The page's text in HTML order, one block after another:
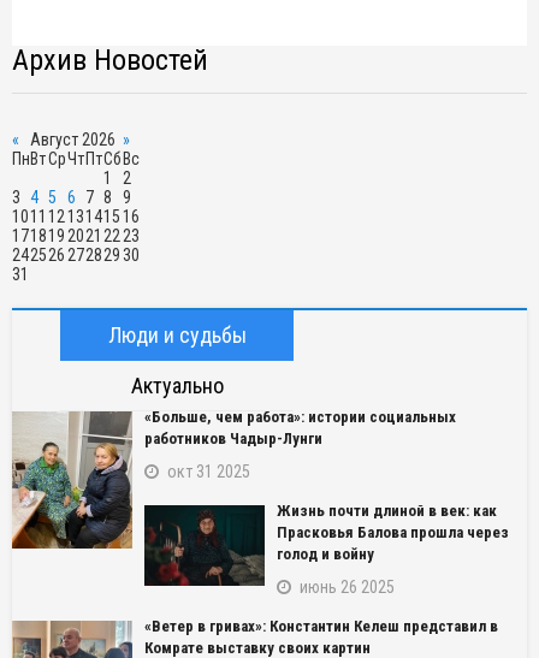
Архив Новостей
« Август 2026 »
ПнВтСрЧтПтСбВс
1
2
3 4 5 6 7 8
9
1011 1213141516
171819 2021 22 23
242526 27282930
31
Люди и судьбы
Актуально
«Больше, чем работа»: истории социальных
работников Чадыр-Лунги
окт 31 2025
Жизнь почти длиной в век: как
Прасковья Балова прошла через
голод и войну
июнь 26 2025
«Ветер в гривах»: Константин Келеш представил в
Комрате выставку своих картин